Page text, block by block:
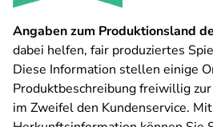
Angaben zum Produktionsland
dabei helfen, fair produziertes
Diese Information stellen einige
Produktbeschreibung freiwillig
im Zweifel den Kundenservice.